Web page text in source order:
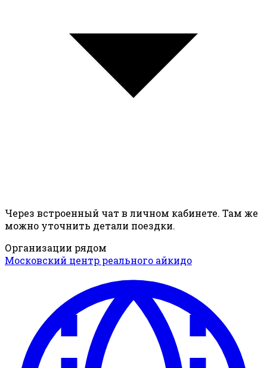
Через встроенный чат в личном кабинете. Там же
можно уточнить детали поездки.
Организации рядом
Московский центр реального айкидо